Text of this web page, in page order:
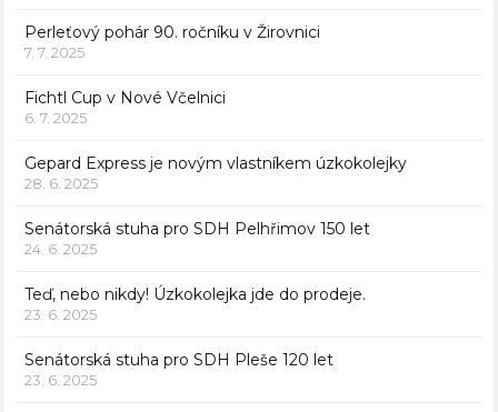
Perleťový pohár 90. ročníku v Žirovnici
7. 7. 2025
Fichtl Cup v Nové Včelnici
6. 7. 2025
Gepard Express je novým vlastníkem úzkokolejky
28. 6. 2025
Senátorská stuha pro SDH Pelhřimov 150 let
24. 6. 2025
Teď, nebo nikdy! Úzkokolejka jde do prodeje.
23. 6. 2025
Senátorská stuha pro SDH Pleše 120 let
23. 6. 2025